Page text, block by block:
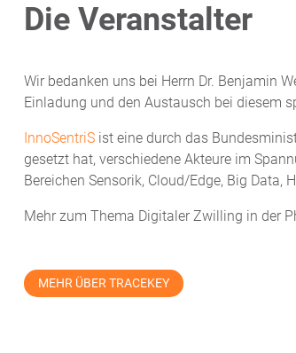
Die Veranstalter
Wir bedanken uns bei Herrn Dr. Benjamin
Einladung und den Austausch bei diesem
InnoSentriS ist eine durch das
gesetzt hat, verschiedene Akteure im
Bereichen Sensorik, Cloud/Edge, Big Data,
Mehr zum Thema Digitaler Zwilling in der
MEHR ÜBER TRACEKEY